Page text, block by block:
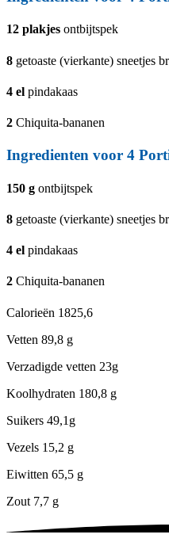
12 plakjes ontbijtspek
8 getoaste (vierkante) sneetjes
4 el pindakaas
2 Chiquita-bananen
Ingredienten voor 4
150 g ontbijtspek
8 getoaste (vierkante) sneetjes
4 el pindakaas
2 Chiquita-bananen
Calorieën 1825,6
Vetten 89,8 g
Verzadigde vetten 23g
Koolhydraten 180,8 g
Suikers 49,1g
Vezels 15,2 g
Eiwitten 65,5 g
Zout 7,7 g